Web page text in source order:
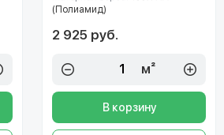
(Полиамид)
2 925 руб.
м²
В корзину